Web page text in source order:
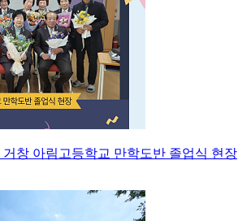
창 아림고등학교 만학도반 졸업식 현장